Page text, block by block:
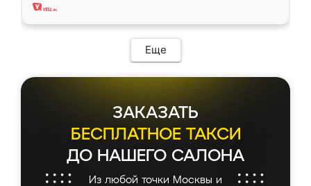
Еще
ЗАКАЗАТЬ
БЕСПЛАТНОЕ ТАКСИ
ДО НАШЕГО САЛОНА
Из любой точки Москвы и